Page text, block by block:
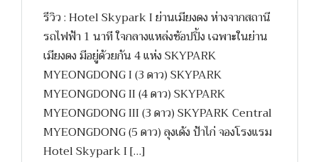
รีวิว : Hotel Skypark I ย่านเมียงดง ห่างจากสถานี
รถไฟฟ้า 1 นาที ใจกลางแหล่งช้อปปิ้ง เฉพาะในย่าน
เมียงดง มีอยู่ด้วยกัน 4 แห่ง SKYPARK
MYEONGDONG I (3 ดาว) SKYPARK
MYEONGDONG II (4 ดาว) SKYPARK
MYEONGDONG III (3 ดาว) SKYPARK Central
MYEONGDONG (5 ดาว) ลุงเด้ง ป้าไก่ จองโรงแรม
Hotel Skypark I […]